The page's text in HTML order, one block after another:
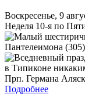
Воскресенье, 9
Неделя 10-я по
Пантелеимона (305)
Прп. Германа
Подробнее